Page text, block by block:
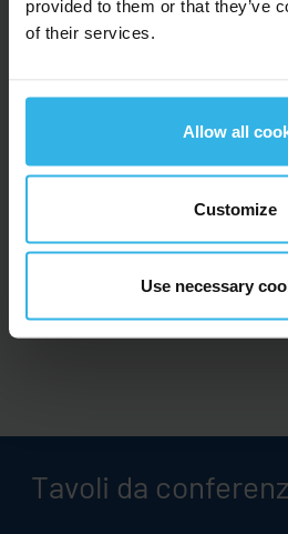
provided to them or that they’ve
of their services.
Allow all
Customize
Use necessary
Tavoli da